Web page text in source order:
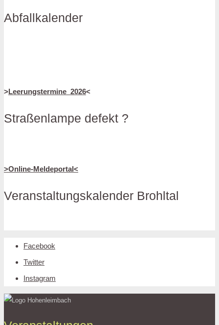
Abfallkalender
>Leerungstermine_2026<
Straßenlampe defekt ?
>Online-Meldeportal<
Veranstaltungskalender Brohltal
Facebook
Twitter
Instagram